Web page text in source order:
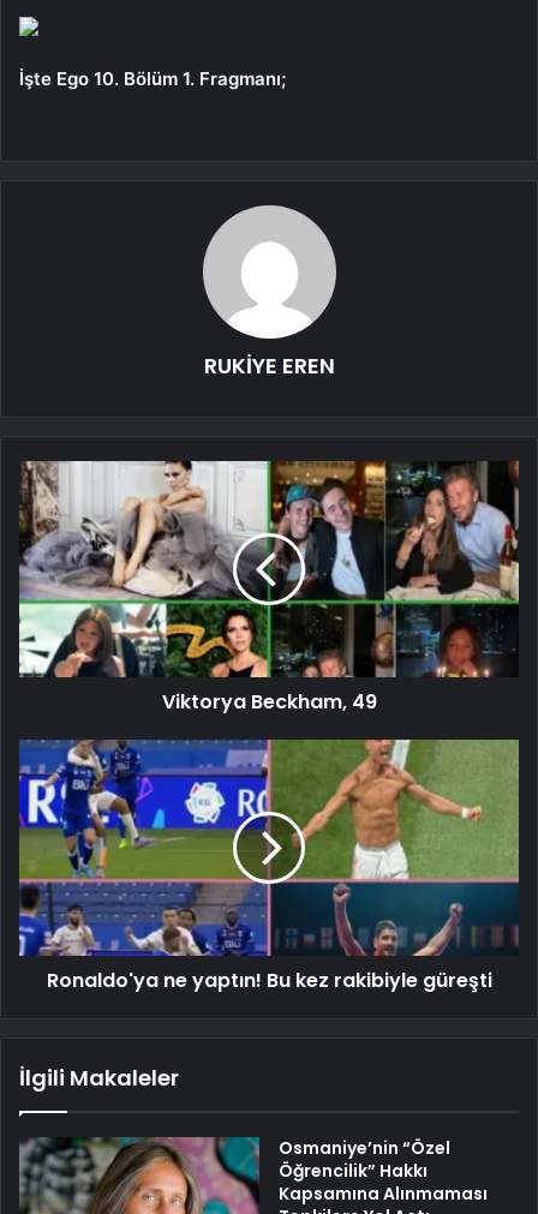
İşte Ego 10. Bölüm 1. Fragmanı;
RUKİYE EREN
Viktorya Beckham, 49
Ronaldo'ya ne yaptın! Bu kez rakibiyle güreşti
İlgili Makaleler
Osmaniye’nin “Özel
Öğrencilik” Hakkı
Kapsamına Alınmaması